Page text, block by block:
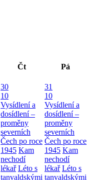
Čt Pá
30
10
Vysídlení a
dosídlení –
proměny
severních
Čech po roce
1945 Kam
nechodí
lékař Léto s
tanvaldskými
31
10
Vysídlení a
dosídlení –
proměny
severních
Čech po roce
1945 Kam
nechodí
lékař Léto s
tanvaldskými